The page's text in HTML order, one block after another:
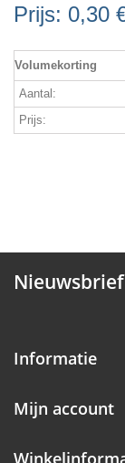
Prijs: 0,30
Volumekorting
Aantal:
Prijs:
Nieuwsbrief
Informatie
Mijn account